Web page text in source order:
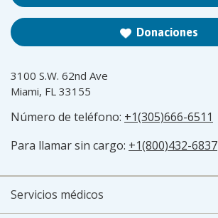
Donaciones
3100 S.W. 62nd Ave
Miami, FL 33155
Número de teléfono: +1(305)666-6511
Para llamar sin cargo: +1(800)432-6837
Servicios médicos